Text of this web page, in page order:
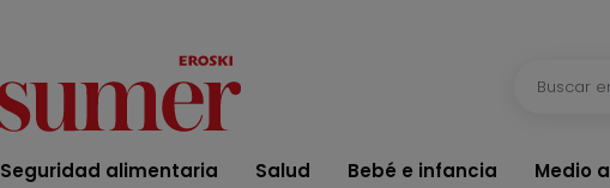
Seguridad alimentaria Salud Bebé e infancia Medio